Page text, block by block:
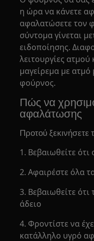
η ώρα να κάνετε
αφαλατώσετε τον
σύντομα γίνεται
ειδοποίησης.
λειτουργίες ατμού
μαγείρεμα με
φούρνος.
Πώς να
αφαλάτωσης
Προτού
1. Βεβαιωθείτε
2. Αφαιρέστε όλα
3. Βεβαιωθείτε ότι
άδειο
4. Φροντίστε να
κατάλληλο υγρό